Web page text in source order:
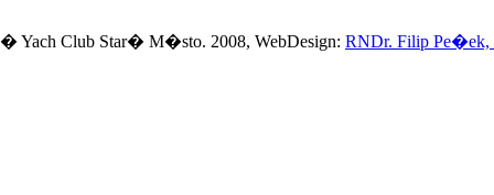
� Yach Club Star� M�sto. 2008, WebDesign: RNDr. Filip Pe�ek,